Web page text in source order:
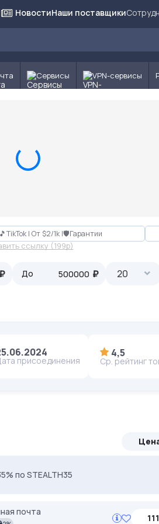
НовостиНаши поставщики
Сервисы VPN-сервисы
| От $2/1k |🛡Гарантии
ссылку (199p)
₽ До ₽ 20
присоединения
4,5
Ср. рейтинг
Store - 20% на всё!
по STEALTH35
почта